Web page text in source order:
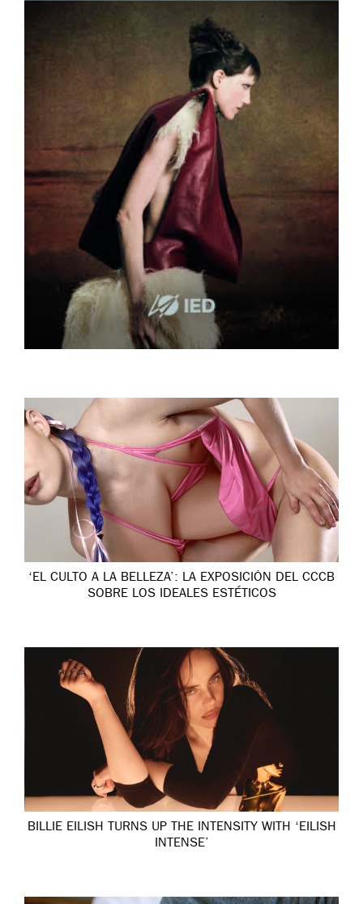
‘EL CULTO A LA BELLEZA’: LA EXPOSICIÓN DEL CCCB
SOBRE LOS IDEALES ESTÉTICOS
BILLIE EILISH TURNS UP THE INTENSITY WITH ‘EILISH
INTENSE’